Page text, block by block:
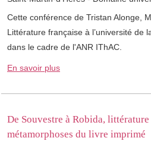
Cette conférence de Tristan Alonge,
Littérature française à l’université de
dans le cadre de l'ANR IThAC.
En savoir plus
De Souvestre à Robida,
métamorphoses du livre imprimé